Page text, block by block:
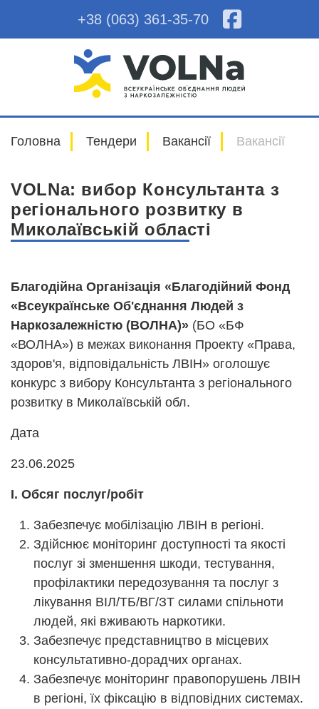
+38 (063) 361-35-70
Головна Тендери Вакансії Вакансії
VOLNa: вибор Консультанта з
регіонального розвитку в
Миколаївській області
Благодійна Організація «Благодійний Фонд
«Всеукраїнське Об'єднання Людей з
Наркозалежністю (ВОЛНА)» (БО «БФ
«ВОЛНА») в межах виконання Проекту «Права,
здоров'я, відповідальність ЛВІН» оголошує
конкурс з вибору Консультанта з регіонального
розвитку в Миколаївській обл.
Дата
23.06.2025
І. Обсяг послуг/робіт
Забезпечує мобілізацію ЛВІН в регіоні.
Здійснює моніторинг доступності та якості
послуг зі зменшення шкоди, тестування,
профілактики передозування та послуг з
лікування ВІЛ/ТБ/ВГ/ЗТ силами спільноти
людей, які вживають наркотики.
Забезпечує представництво в місцевих
консультативно-дорадчих органах.
Забезпечує моніторинг правопорушень ЛВІН
в регіоні, їх фіксацію в відповідних системах.